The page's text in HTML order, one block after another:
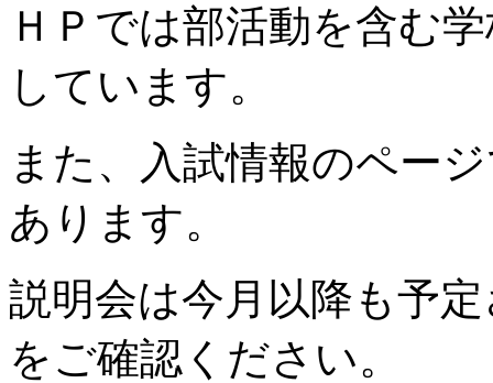
ＨＰでは部活動を含む
しています。
また、入試情報のペー
あります。
説明会は今月以降も予
をご確認ください。